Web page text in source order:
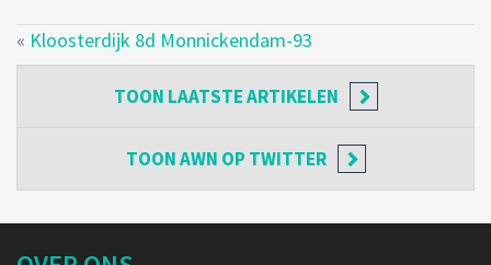
« Kloosterdijk 8d Monnickendam-93
TOON LAATSTE ARTIKELEN
TOONAWN OP TWITTER